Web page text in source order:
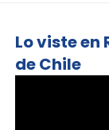
Lo viste en
de Chile